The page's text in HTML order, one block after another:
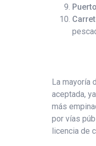
La mayoría
aceptada,
más
por vías
licencia de